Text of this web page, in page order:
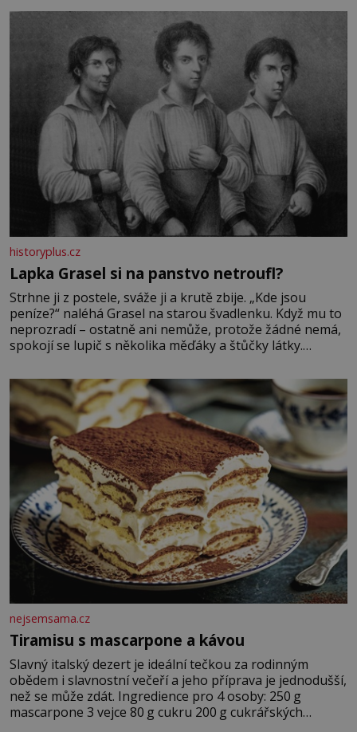
bez které si českou zahradu ani nedokážeme představit.
historyplus.cz
Lapka Grasel si na panstvo netroufl?
Strhne ji z postele, sváže ji a krutě zbije. „Kde jsou
peníze?“ naléhá Grasel na starou švadlenku. Když mu to
neprozradí – ostatně ani nemůže, protože žádné nemá,
spokojí se lupič s několika měďáky a štůčky látky.
krutý. Jeho činy budí hrůzu ještě dlouho po jeho smrti
nejsemsama.cz
Tiramisu s mascarpone a kávou
Slavný italský dezert je ideální tečkou za rodinným
obědem i slavnostní večeří a jeho příprava je jednodušší,
než se může zdát. Ingredience pro 4 osoby: 250 g
mascarpone 3 vejce 80 g cukru 200 g cukrářských